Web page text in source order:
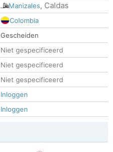
Manizales, Caldas
Colombia
Gescheiden
Niet gespecificeerd
Niet gespecificeerd
Niet gespecificeerd
Inloggen
Inloggen